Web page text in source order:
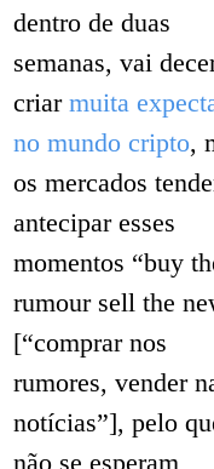
dentro de duas
semanas, vai
criar muita
no mundo cripto,
os mercados
antecipar esses
momentos “buy
rumour sell the
[“comprar nos
rumores, vender
notícias”], pelo
não se esperam